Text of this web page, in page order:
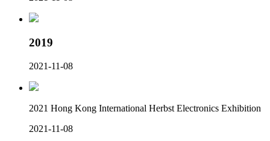
2019
2021-11-08
2021 Hong Kong International Herbst Electronics Exhibition
2021-11-08